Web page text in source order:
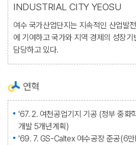
INDUSTRIAL CITY YEOSU
여수 국가산업단지는 지속적인 산업발
에 기여하고 국가와 지역 경제의 성장
담당하고 있다.
연혁
'67. 2. 여천공업기지 기공 (정부 중화
개발 5개년계획)
'69. 7. GS-Caltex 여수공장 준공(6